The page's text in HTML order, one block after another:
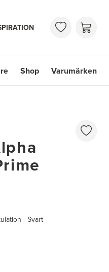
Shop Varumärken
- Svart